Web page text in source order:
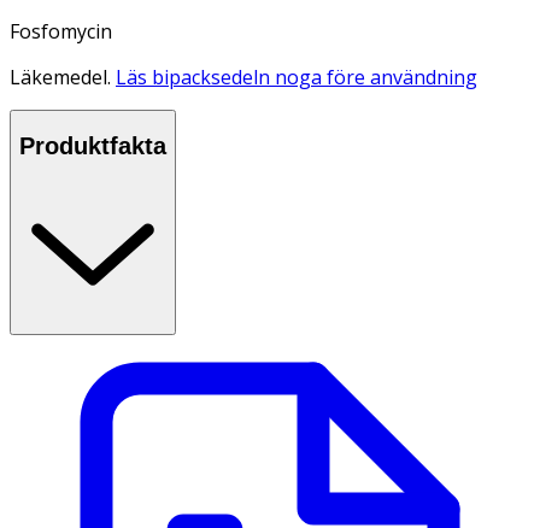
Fosfomycin
Läkemedel. Läs bipacksedeln noga före användning
Produktfakta